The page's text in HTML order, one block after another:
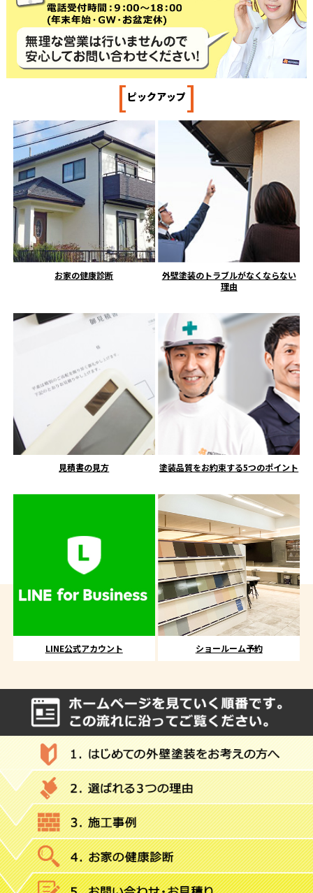
[ピックアップ]
お家の健康診断
外壁塗装のトラブルがなくならない
理由
見積書の見方 塗装品質をお約束する5つのポイント
LINE公式アカウント ショールーム予約